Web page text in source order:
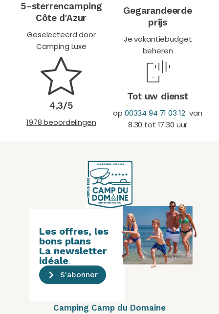
5-sterrencamping
Côte d'Azur
Geselecteerd door
Camping Luxe
Gegarandeerde
prijs
Je vakantiebudget
beheren
4,3/5
1978 beoordelingen
Tot uw dienst
op 00334 94 71 03 12van
8.30 tot 17.30 uur
Camping Camp du Domaine
Les offres, les
bons plans
La newsletter
idéale.
S'abonner